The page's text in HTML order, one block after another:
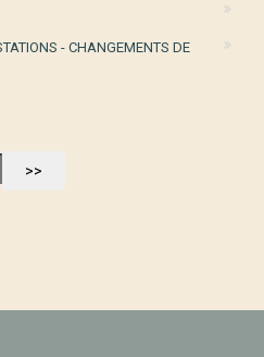
- CHANGEMENTS DE